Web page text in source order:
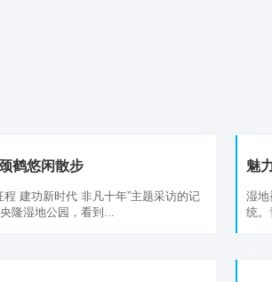
鹤悠闲散步
程 建功新时代 非凡十年”主题采访的记
隆湿地公园，看到...
魅
湿地
统。